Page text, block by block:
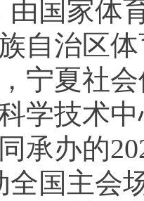
由国家体
自治区
宁夏社
学技术
承办的
国主会